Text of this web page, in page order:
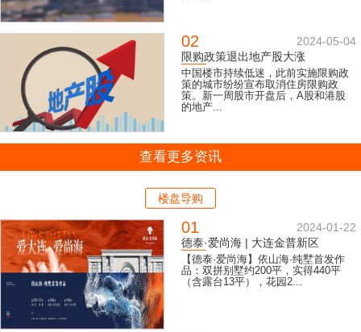
02
2024-05-04
限购政策退出地产股大涨
中国楼市持续低迷，此前实施限购政
策的城市纷纷宣布取消住房限购政
策。新一周股市开盘后，A股和港股
的地产...
查看更多资讯
楼盘导购
01
2024-01-22
德泰·爱尚海 | 大连金普新区
【德泰·爱尚海】依山海·纯墅首发作
品：双拼别墅约200平，实得440平
（含露台13平），花园2...